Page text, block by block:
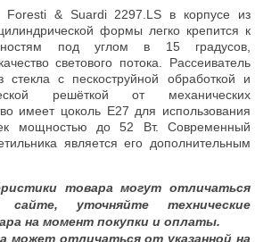
Foresti & Suardi 2297.LS в корпусе из
формы легко крепится к
под углом в 15 градусов,
светового потока. Рассеиватель
стекла с пескоструйной обработкой и
решёткой от механических
имеет цоколь E27 для использования
мощностью до 52 Вт. Современный
является его дополнительным
товара могут отличаться
уточняйте технические
на момент покупки и оплаты.
может отличаться от указанной на